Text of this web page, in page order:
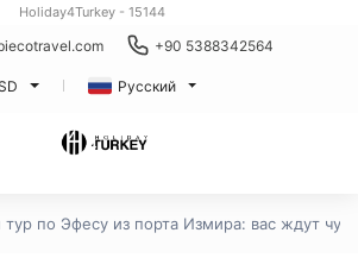
Holiday4Turkey - 15144
+90 5388342564
Русский
тур по Эфесу из порта Измира: вас ждут